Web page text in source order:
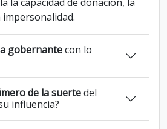
gobernantecon lo
de la suertedel
influencia?